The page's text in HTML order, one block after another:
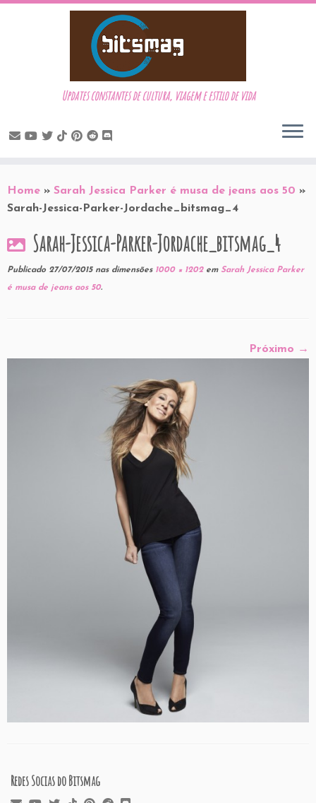
to
content
Updates constantes de cultura, viagem e estilo de vida
Home » Sarah Jessica Parker é musa de jeans aos 50 »
Sarah-Jessica-Parker-Jordache_bitsmag_4
Sarah-Jessica-Parker-Jordache_bitsmag_4
Publicado 27/07/2015nas dimensões1000 × 1202emSarah Jessica Parker
é musa de jeans aos 50.
Próximo →
Redes Socias do Bitsmag